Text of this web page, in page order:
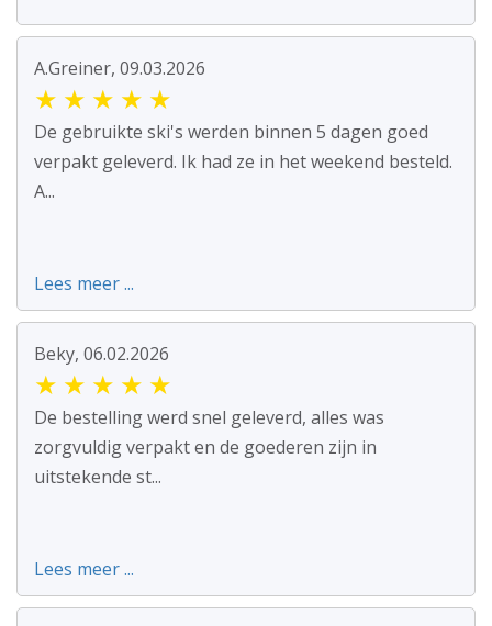
A.Greiner, 09.03.2026
★ ★ ★ ★ ★
De gebruikte ski's werden binnen 5 dagen goed
verpakt geleverd. Ik had ze in het weekend besteld.
A...
Lees meer ...
Beky, 06.02.2026
★ ★ ★ ★ ★
De bestelling werd snel geleverd, alles was
zorgvuldig verpakt en de goederen zijn in
uitstekende st...
Lees meer ...